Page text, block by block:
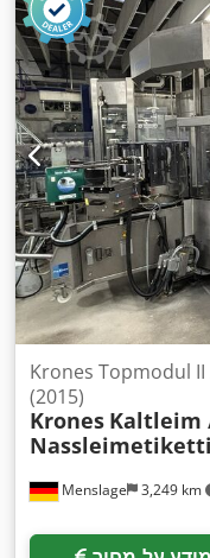
Menslage 3,249 km
Krones Topmodul II דבק קר / דבק רטוב
(2015)
Krones Kaltleim